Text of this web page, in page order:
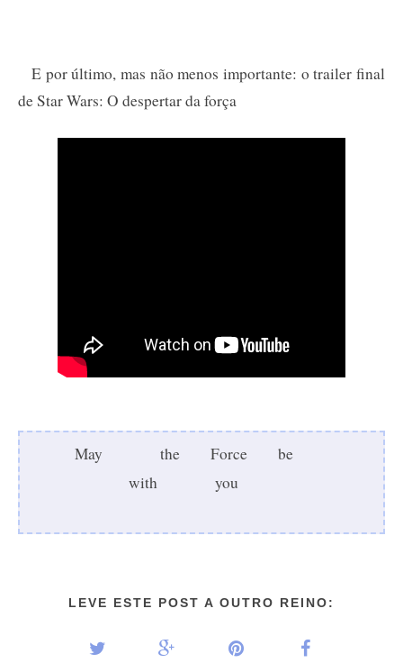
E por último, mas não menos importante: o trailer final
de Star Wars: O despertar da força
May the Force
be
with
you
LEVE ESTE POST A OUTRO REINO: